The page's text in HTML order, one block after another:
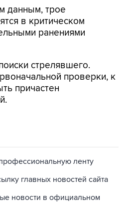
ранениями
стрелявшего.
причастен
главных новостей сайта
новости в официальном